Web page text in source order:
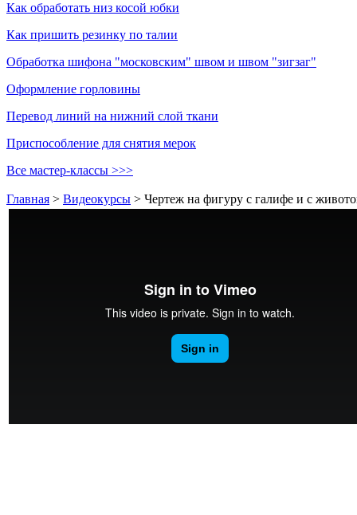
Как обработать низ косой юбки
Как пришить резинку по талии
Обработка шифона "московским" швом и швом "зигзаг"
Оформление горловины
Перевод линий на нижний слой ткани
Приспособление для снятия мерок
Все мастер-классы >>>
Главная > Видеокурсы > Чертеж на фигуру с галифе и с